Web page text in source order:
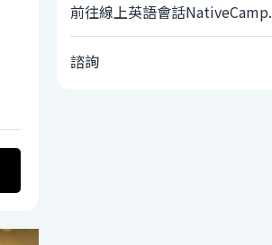
前往線上英語會話NativeCamp.
諮詢